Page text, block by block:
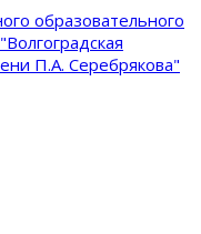
образовательного
П.А. Серебрякова"